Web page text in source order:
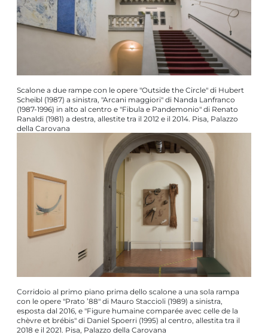
Scalone a due rampe con le opere "Outside the Circle" di Hubert
Scheibl (1987) a sinistra, "Arcani maggiori" di Nanda Lanfranco
(1987-1996) in alto al centro e "Fibula e Pandemonio" di Renato
Ranaldi (1981) a destra, allestite tra il 2012 e il 2014. Pisa, Palazzo
della Carovana
Corridoio al primo piano prima dello scalone a una sola rampa
con le opere "Prato ’88" di Mauro Staccioli (1989) a sinistra,
esposta dal 2016, e "Figure humaine comparée avec celle de la
chèvre et brébis" di Daniel Spoerri (1995) al centro, allestita tra il
2018 e il 2021. Pisa, Palazzo della Carovana